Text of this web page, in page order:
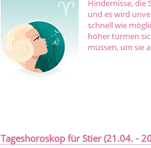
Hindernisse, die
und es wird
schnell wie
höher türmen
müssen, um sie
Tageshoroskop für Stier (21.04. -